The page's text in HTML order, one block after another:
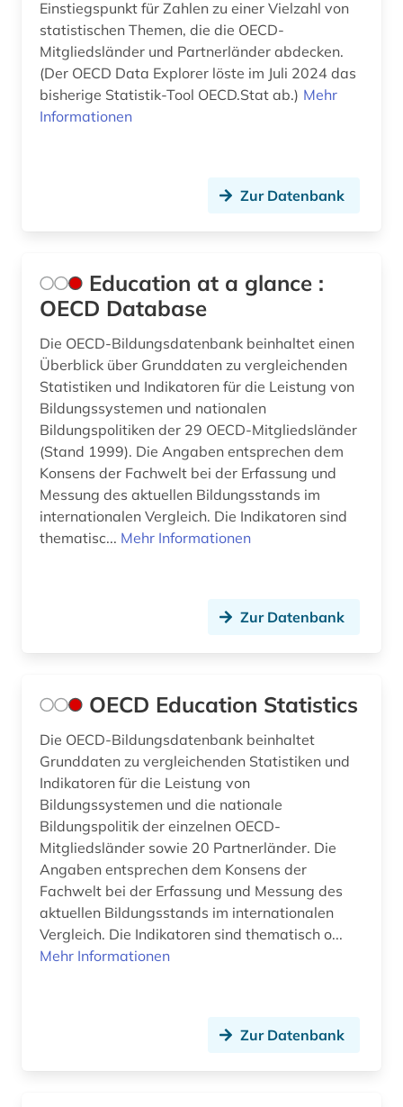
Einstiegspunkt für Zahlen zu einer Vielzahl von
statistischen Themen, die die OECD-
Mitgliedsländer und Partnerländer abdecken.
(Der OECD Data Explorer löste im Juli 2024 das
bisherige Statistik-Tool OECD.Stat ab.) Mehr
Informationen
Zur Datenbank
Education at a glance :
OECD Database
Die OECD-Bildungsdatenbank beinhaltet einen
Überblick über Grunddaten zu vergleichenden
Statistiken und Indikatoren für die Leistung von
Bildungssystemen und nationalen
Bildungspolitiken der 29 OECD-Mitgliedsländer
(Stand 1999). Die Angaben entsprechen dem
Konsens der Fachwelt bei der Erfassung und
Messung des aktuellen Bildungsstands im
internationalen Vergleich. Die Indikatoren sind
thematisc... Mehr Informationen
Zur Datenbank
OECD Education Statistics
Die OECD-Bildungsdatenbank beinhaltet
Grunddaten zu vergleichenden Statistiken und
Indikatoren für die Leistung von
Bildungssystemen und die nationale
Bildungspolitik der einzelnen OECD-
Mitgliedsländer sowie 20 Partnerländer. Die
Angaben entsprechen dem Konsens der
Fachwelt bei der Erfassung und Messung des
aktuellen Bildungsstands im internationalen
Vergleich. Die Indikatoren sind thematisch o...
Mehr Informationen
Zur Datenbank